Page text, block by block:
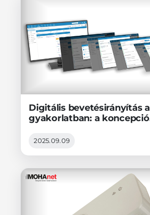
Digitális bevetésirányítás a
gyakorlatban: a koncepció
2025.09.09